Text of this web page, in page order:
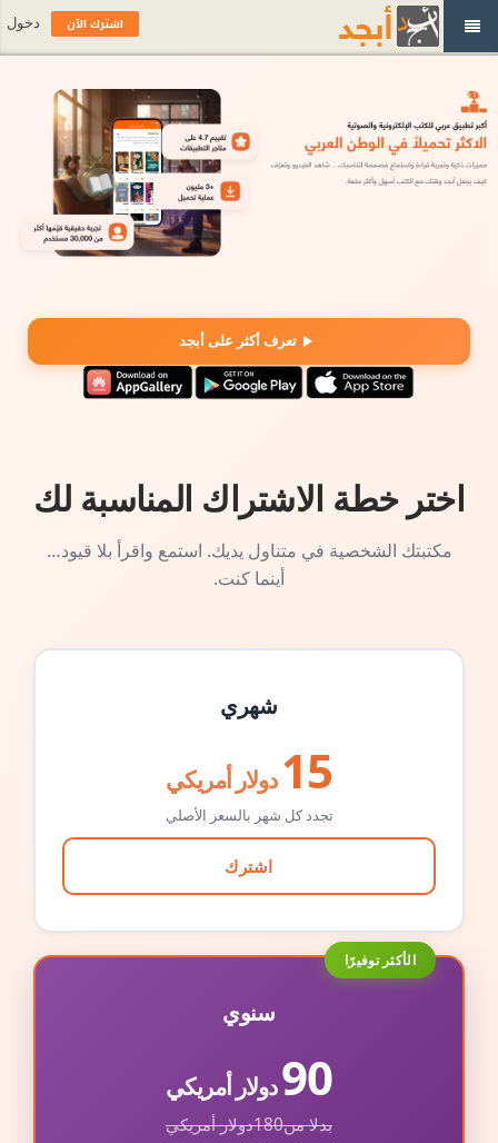
تعرف أكثر على أبجد
اختر خطة الاشتراك المناسبة لك
مكتبتك الشخصية في متناول يديك. استمع واقرأ بلا قيود…
أينما كنت.
شهري
15 دولار أمريكي
تجدد كل شهر بالسعر الأصلي
اشترك
الأكثر توفيرًا
سنوي
90دولار أمريكي
بدلا من180دولار أمريكي
اشترك الآن دخول